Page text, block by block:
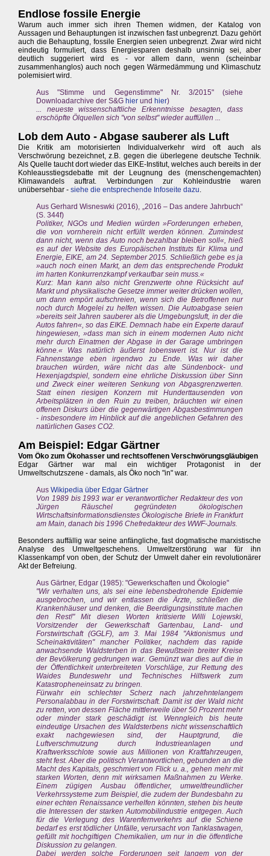
Endlose fossile Energie
Warum auch immer sich ihren Themen widmen, der Katalog von
Aussagen und Behauptungen ist inzwischen fast unbegrenzt. Dazu gehört
auch die Behauptung, fossile Energien seien unbegrenzt. Zwar wird nicht
eindeutig formuliert, dass Energiesparen deshalb unsinnig sei, aber
deutlich suggeriert wird es - vor allem dann, wenn (scheinbar
zusammenhanglos) auch noch gegen Wärmedämmung und Klimaschutz
polemisiert wird.
Aus "Stimme und Gegenstimme" Nr. 3/2015" (siehe
Downloadarchive der S&G hier und hier)
... neueste wissenschaftliche Erkenntnisse besagten, dass
erschöpfte Ölquellen sich "von selbst" wieder auffüllen ...
Lob dem Auto - Abgase sauberer als Luft
Die Kritik am motorisierten Individualverkehr wird oft auch als
Verschwörung bezeichnet, z.B. gegen die überlegene deutsche Technik.
Als Quelle taucht dort wieder das EIKE-Institut, welches auch bereits in der
Kohleausstiegsdebatte mit der Leugnung des (menschengemachten)
Klimawandels auftrat. Verbindungen zur Kohleindustrie waren
unübersehbar - siehe die entsprechende Infoseite dazu
Aus Gerhard Wisneswki (2016), „2016 – Das andere Jahrbuch“
(S. 344f)
Politiker, NGOs und Medien würden »Forderungen erheben,
die von vornherein nicht erfüllt werden können. Zumindest
dann nicht, wenn das Auto noch bezahlbar bleiben soll«, hieß
es auf der Website des Europäischen Instituts für Klima und
Energie, EIKE, am 24. September 2015. Schließlich gebe es ja
»auch noch einen Markt, an dem das entsprechende Produkt
im harten Konkurrenzkampf verkaufbar sein muss.«
Kurz: Man kann also nicht Grenzwerte ohne Rücksicht auf
Markt und physikalische Gesetze immer weiter drücken wollen,
um dann empört aufschreien, wenn sich die Betroffenen nur
noch durch Mogelei zu helfen wissen. Die Autoabgase seien
»bereits seit Jahren sauberer als die Umgebungsluft, in der die
Autos fahren«, so das EIKE. Demnach habe ein Experte darauf
hingewiesen, »dass man sich in einem modernen Auto nicht
mehr durch Einatmen der Abgase in der Garage umbringen
könne.« Was natürlich äußerst lobenswert ist. Nur ist die
Fahnenstange eben irgendwo zu Ende. Was wir daher
brauchen würden, wäre nicht das alte Sündenbock- und
Hexenjagdspiel, sondern eine ehrliche Diskussion über Sinn
und Zweck einer weiteren Senkung von Abgasgrenzwerten.
Statt einen riesigen Konzern mit Hunderttausenden von
Arbeitsplätzen in den Ruin zu treiben, bräuchten wir einen
offenen Diskurs über die gegenwärtigen Abgasbestimmungen
- insbesondere im Hinblick auf die angeblichen Gefahren des
natürlichen Gases CO2.
Am Beispiel: Edgar Gärtner
Vom Öko zum Ökohasser und rechtsoffenen Verschwörungsgläubigen
Edgar Gärtner war mal ein wichtiger Protagonist in der
Umweltschutzszene - damals, als Öko noch "in" war.
Aus Wikipedia über Edgar Gärtner
Von 1989 bis 1993 war er verantwortlicher Redakteur des von
Jürgen Räuschel gegründeten ökologischen
Wirtschaftsinformationsdienstes Ökologische Briefe in Frankfurt
am Main, danach bis 1996 Chefredakteur des WWF-Journals.
Besonders auffällig war seine anfängliche, fast dogmatische marxistische
Analyse des Umweltgeschehens. Umweltzerstörung war für ihn
Klassenkampf von oben, der Schutz der Umwelt daher ein revolutionärer
Akt der Befreiung.
Aus Gärtner, Edgar (1985): "Gewerkschaften und Ökologie"
"Wir verhalten uns, als sei eine lebensbedrohende Epidemie
ausgebrochen, und wir entlassen die Ärzte, schließen die
Krankenhäuser und denken, die Beerdigungsinstitute machen
den Rest!" Mit diesen Worten kritisierte Willi Lojewski,
Vorsitzender der Gewerkschaft Gartenbau, Land- und
Forstwirtschaft (GGLF), am 3. Mai 1984 "Aktionismus und
Scheinaktivitäten" mancher Politiker, nachdem das rapide
anwachsende Waldsterben in das Bewußtsein breiter Kreise
der Bevölkerung gedrungen war. Gemünzt war dies auf die in
der Öffentlichkeit unterbreiteten Vorschläge, zur Rettung des
Waides Bundeswehr und Technisches Hilfswerk zum
Katastropheneinsatz zu bringen.
Fürwahr ein schlechter Scherz nach jahrzehntelangem
Personalabbau in der Forstwirtschaft. Damit ist der Wald nicht
zu retten, von dessen Fläche mittlerweile über 50 Prozent mehr
oder minder stark geschädigt ist. Wenngleich bis heute
eindeutige Ursachen des Waldsterbens nicht wissenschaftlich
exakt nachgewiesen sind, der Hauptgrund, die
Luftverschmutzung durch Industrieanlagen und
Kraftwerksschlote sowie aus Millionen von Kraftfahrzeugen,
steht fest. Aber die politisch Verantwortlichen, gebunden an die
Macht des Kapitals, geschmiert von Flick u. a., gehen mehr mit
starken Worten, denn mit wirksamen Maßnahmen zu Werke.
Einem zügigen Ausbau öffentlicher, umweltfreundlicher
Verkehrssysteme zum Beispiel, die zudem der Bundesbahn zu
einer echten Renaissance verhelfen könnten, stehen bis heute
die Interessen der starken Automobilindustrie entgegen. Auch
für die Verlegung des Warenfernverkehrs auf die Schiene
bedarf es erst tödlicher Unfälle, verursacht von Tanklastwagen,
gefüllt mit hochgiftigen Chemikalien, um nur in die öffentliche
Diskussion zu gelangen.
Dabei werden solche Forderungen seit langem von der